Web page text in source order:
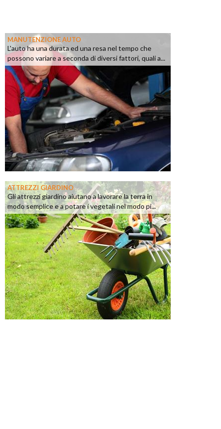
MANUTENZIONE AUTO
L'auto ha una durata ed una resa nel tempo che
possono variare a seconda di diversi fattori, quali a...
ATTREZZI GIARDINO
Gli attrezzi giardino aiutano a lavorare la terra in
modo semplice e a potare i vegetali nel modo pi...